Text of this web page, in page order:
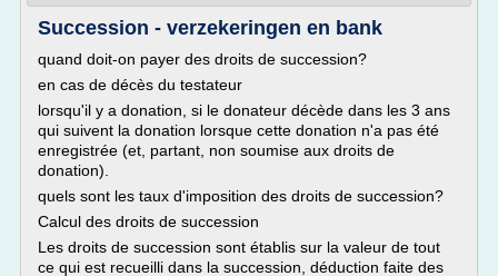
Succession - verzekeringen en bank
quand doit-on payer des droits de succession?
en cas de décès du testateur
lorsqu'il y a donation, si le donateur décède dans les 3 ans
qui suivent la donation lorsque cette donation n'a pas été
enregistrée (et, partant, non soumise aux droits de
donation).
quels sont les taux d'imposition des droits de succession?
Calcul des droits de succession
Les droits de succession sont établis sur la valeur de tout
ce qui est recueilli dans la succession, déduction faite des